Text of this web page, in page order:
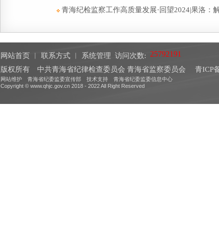
青海纪检监察工作高质量发展·回望2024|果洛：
网站首页 联系方式 系统管理 访问次数:
版权所有 中共青海省纪律检查委员会 青海省监察委员会
青ICP
网站维护 青海省纪委监委宣传部 技术支持 青海省纪委监委信息中心
Copyright © www.qhjc.gov.cn 2018 - 2022 All Right Reserved